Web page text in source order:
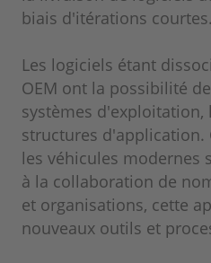
biais d'itérations courtes.
Les logiciels étant
OEM ont la possibilité
systèmes
structures d'application.
les véhicules modernes
à la collaboration de
et organisations, cette
nouveaux outils et